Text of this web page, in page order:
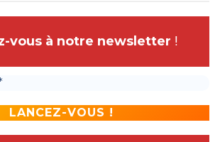
vous à notre newsletter !